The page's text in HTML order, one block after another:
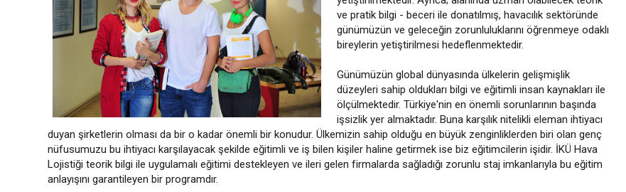
ve pratik bilgi - beceri ile donatılmış, havacılık sektöründe
günümüzün ve geleceğin zorunluluklarını öğrenmeye odaklı
bireylerin yetiştirilmesi hedeflenmektedir.
Günümüzün global dünyasında ülkelerin gelişmişlik
düzeyleri sahip oldukları bilgi ve eğitimli insan kaynakları ile
ölçülmektedir. Türkiye'nin en önemli sorunlarının başında
işsizlik yer almaktadır. Buna karşılık nitelikli eleman ihtiyacı
duyan şirketlerin olması da bir o kadar önemli bir konudur. Ülkemizin sahip olduğu en büyük zenginliklerden biri olan genç
nüfusumuzu bu ihtiyacı karşılayacak şekilde eğitimli ve iş bilen kişiler haline getirmek ise biz eğitimcilerin işidir. İKÜ Hava
Lojistiği teorik bilgi ile uygulamalı eğitimi destekleyen ve ileri gelen firmalarda sağladığı zorunlu staj imkanlarıyla bu eğitim
anlayışını garantileyen bir programdır.